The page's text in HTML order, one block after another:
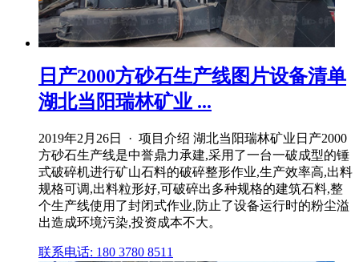
日产2000方砂石生产线图片设备清单
湖北当阳瑞林矿业 ...
2019年2月26日 · 项目介绍 湖北当阳瑞林矿业日产2000
方砂石生产线是中誉鼎力承建,采用了一台一破成型的锤
式破碎机进行矿山石料的破碎整形作业,生产效率高,出料
规格可调,出料粒形好,可破碎出多种规格的建筑石料,整
个生产线使用了封闭式作业,防止了设备运行时的粉尘溢
出造成环境污染,投资成本不大。
联系电话: 180 3780 8511